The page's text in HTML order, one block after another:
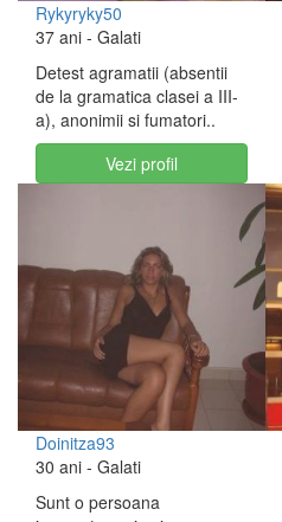
Rykyryky50
37 ani - Galati
Detest agramatii (absentii
de la gramatica clasei a III-
a), anonimii si fumatori..
Vezi profil
Doinitza93
30 ani - Galati
Sunt o persoana